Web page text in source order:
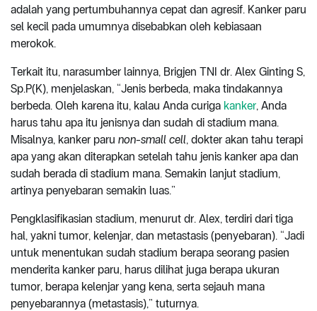
adalah yang pertumbuhannya cepat dan agresif. Kanker paru
sel kecil pada umumnya disebabkan oleh kebiasaan
merokok.
Terkait itu, narasumber lainnya, Brigjen TNI dr. Alex Ginting S,
Sp.P(K), menjelaskan, “Jenis berbeda, maka tindakannya
berbeda. Oleh karena itu, kalau Anda curiga kanker, Anda
harus tahu apa itu jenisnya dan sudah di stadium mana.
Misalnya, kanker paru non-small cell, dokter akan tahu terapi
apa yang akan diterapkan setelah tahu jenis kanker apa dan
sudah berada di stadium mana. Semakin lanjut stadium,
artinya penyebaran semakin luas.”
Pengklasifikasian stadium, menurut dr. Alex, terdiri dari tiga
hal, yakni tumor, kelenjar, dan metastasis (penyebaran). “Jadi
untuk menentukan sudah stadium berapa seorang pasien
menderita kanker paru, harus dilihat juga berapa ukuran
tumor, berapa kelenjar yang kena, serta sejauh mana
penyebarannya (metastasis),” tuturnya.